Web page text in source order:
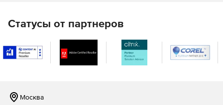
Статусы от партнеров
Москва